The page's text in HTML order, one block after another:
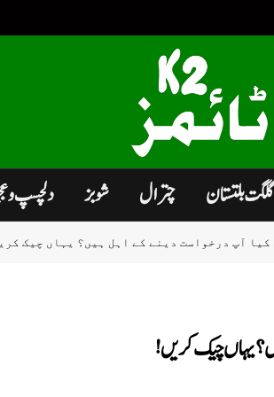
گلگت بلتستان چترال شوبز دلچسپ و